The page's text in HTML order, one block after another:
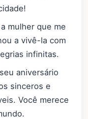
mulher que me
a vivê-la com
infinitas.
aniversário
sinceros e
Você merece